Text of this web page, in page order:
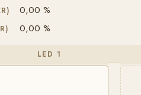
0,00 %
0,00 %
LED 1